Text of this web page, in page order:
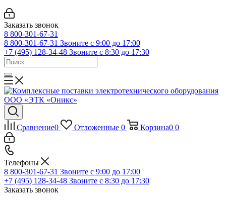
Заказать звонок
8 800-301-67-31
8 800-301-67-31 Звоните с 9:00 до 17:00
+7 (495) 128-34-48 Звоните с 8:30 до 17:30
Сравнение0 Отложенные 0 Корзина0 0
Телефоны
8 800-301-67-31 Звоните с 9:00 до 17:00
+7 (495) 128-34-48 Звоните с 8:30 до 17:30
Заказать звонок